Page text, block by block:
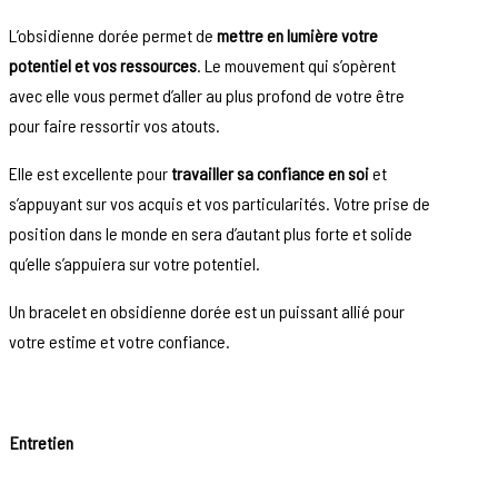
L’obsidienne dorée permet de mettre en lumière votre
potentiel et vos ressources. Le mouvement qui s’opèrent
avec elle vous permet d’aller au plus profond de votre être
pour faire ressortir vos atouts.
Elle est excellente pourtravailler sa confiance en soiet
s’appuyant sur vos acquis et vos particularités. Votre prise de
position dans le monde en sera d’autant plus forte et solide
qu’elle s’appuiera sur votre potentiel.
Un bracelet en obsidienne dorée est un puissant allié pour
votre estime et votre confiance.
Entretien